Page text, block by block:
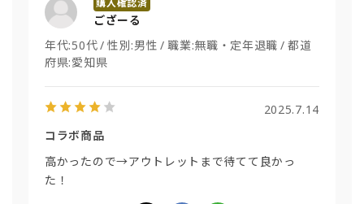
ござーる
年代:50代 性別:男性 職業:無職・定年退職
都道
府県:愛知県
2025.7.14
コラボ商品
高かったので→アウトレットまで待てて良かっ
た！